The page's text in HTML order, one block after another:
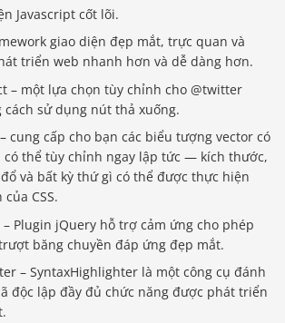
Javascript cốt lõi.
giao diện đẹp mắt, trực quan và
triển web nhanh hơn và dễ dàng hơn.
– một lựa chọn tùy chỉnh cho @twitter
cách sử dụng nút thả xuống.
cung cấp cho bạn các biểu tượng vector có
có thể tùy chỉnh ngay lập tức — kích thước,
và bất kỳ thứ gì có thể được thực hiện
CSS.
– Plugin jQuery hỗ trợ cảm ứng cho phép
băng chuyền đáp ứng đẹp mắt.
– SyntaxHighlighter là một công cụ đánh
độc lập đầy đủ chức năng được phát triển